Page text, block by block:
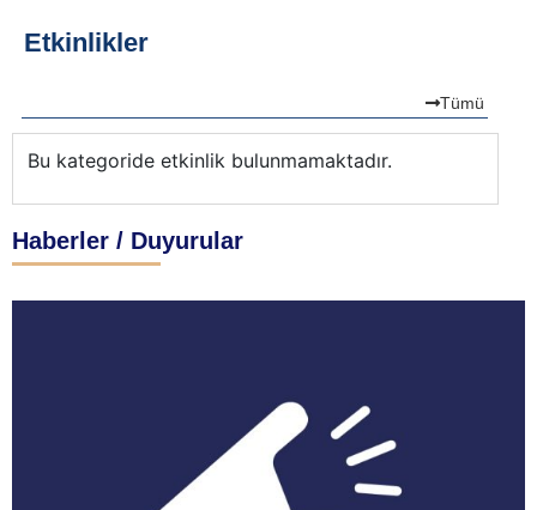
Etkinlikler
Tümü
Bu kategoride etkinlik bulunmamaktadır.
Haberler / Duyurular